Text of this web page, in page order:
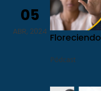
05
ABR, 2024
Floreciendo
Pódcast